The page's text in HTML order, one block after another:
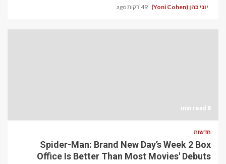
יוני כהן (Yoni Cohen) 49 דקות ago
8 min read
חדשות
Spider-Man: Brand New Day’s Week 2 Box
Office Is Better Than Most Movies' Debuts